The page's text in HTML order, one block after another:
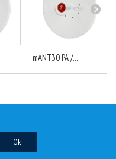
mANT30 PA /...
Ok